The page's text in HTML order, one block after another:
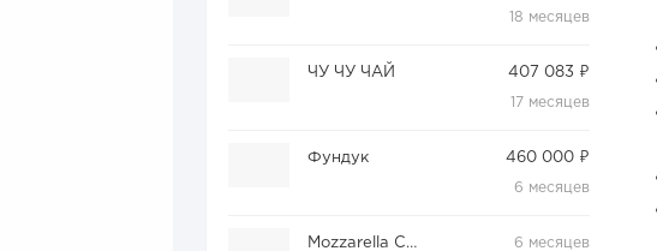
18 месяцев
ЧУ ЧУ ЧАЙ 407 083 ₽
17 месяцев
Фундук 460 000 ₽
6 месяцев
Mozzarella Cool 6 месяцев